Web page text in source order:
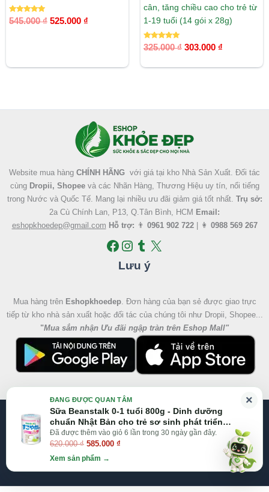
Được xếp
hạng
545.000₫ 525.000 ₫
cân, tăng chiều cao cho trẻ từ
1-19 tuổi (14 gói x 28g)
Được xếp
hạng
325.000₫ 303.000 ₫
Website mua hàng CHÍNH HÃNG với giá tại kho Nhà Sản Xuất. Đối tác
cùng Dropii, Shopeevà các Nhãn Hàng, Thương Hiệu uy tín, nổi tiếng
trong Nước và Quốc Tế. Mang lại nhiều ưu đãi giảm giá tốt nhất. Trụ sở:
2a Cù Chính Lan, P13, Q.Tân Bình, HCM Email:
eshopkhoedep@gmail.com Hỗ trợ: 👨 0961 902 722| 👩 0988 569 267
Facebook
Instagram
Tumblr
X
Lưu ý
Mua hàng trên Eshopkhoedep. Đơn hàng của bạn sẻ được giao trực
tiếp từ kho nhà sản xuất hoặc đối tác của chúng tôi như Dropii, Shopee...
"Mua sắm nhận Ưu đãi ngập tràn trên Eshop Mall"
@2026 Eshop Khỏe Đẹp, All right reserved
Website:Eshop Mall|Eshopkhoedep.com
×
ĐANG ĐƯỢC QUAN TÂM
Sữa Beanstalk 0-1 tuổi 800g - Dinh dưỡng
chuẩn Nhật Bản cho trẻ sơ sinh phát triển
toàn diện
Đã được thêm vào giỏ 6 lần trong 30 ngày gần đây.
620.000₫
gốc
là:
620.000 ₫.
585.000 ₫
hiện
tại
là:
Xem sản phẩm →